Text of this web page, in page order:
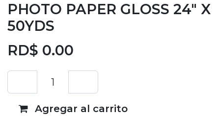
PHOTO PAPER GLOSS 24" X
50YDS
RD$ 0.00
Agregar al carrito